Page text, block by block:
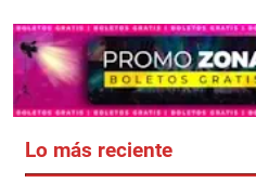
Lo más reciente